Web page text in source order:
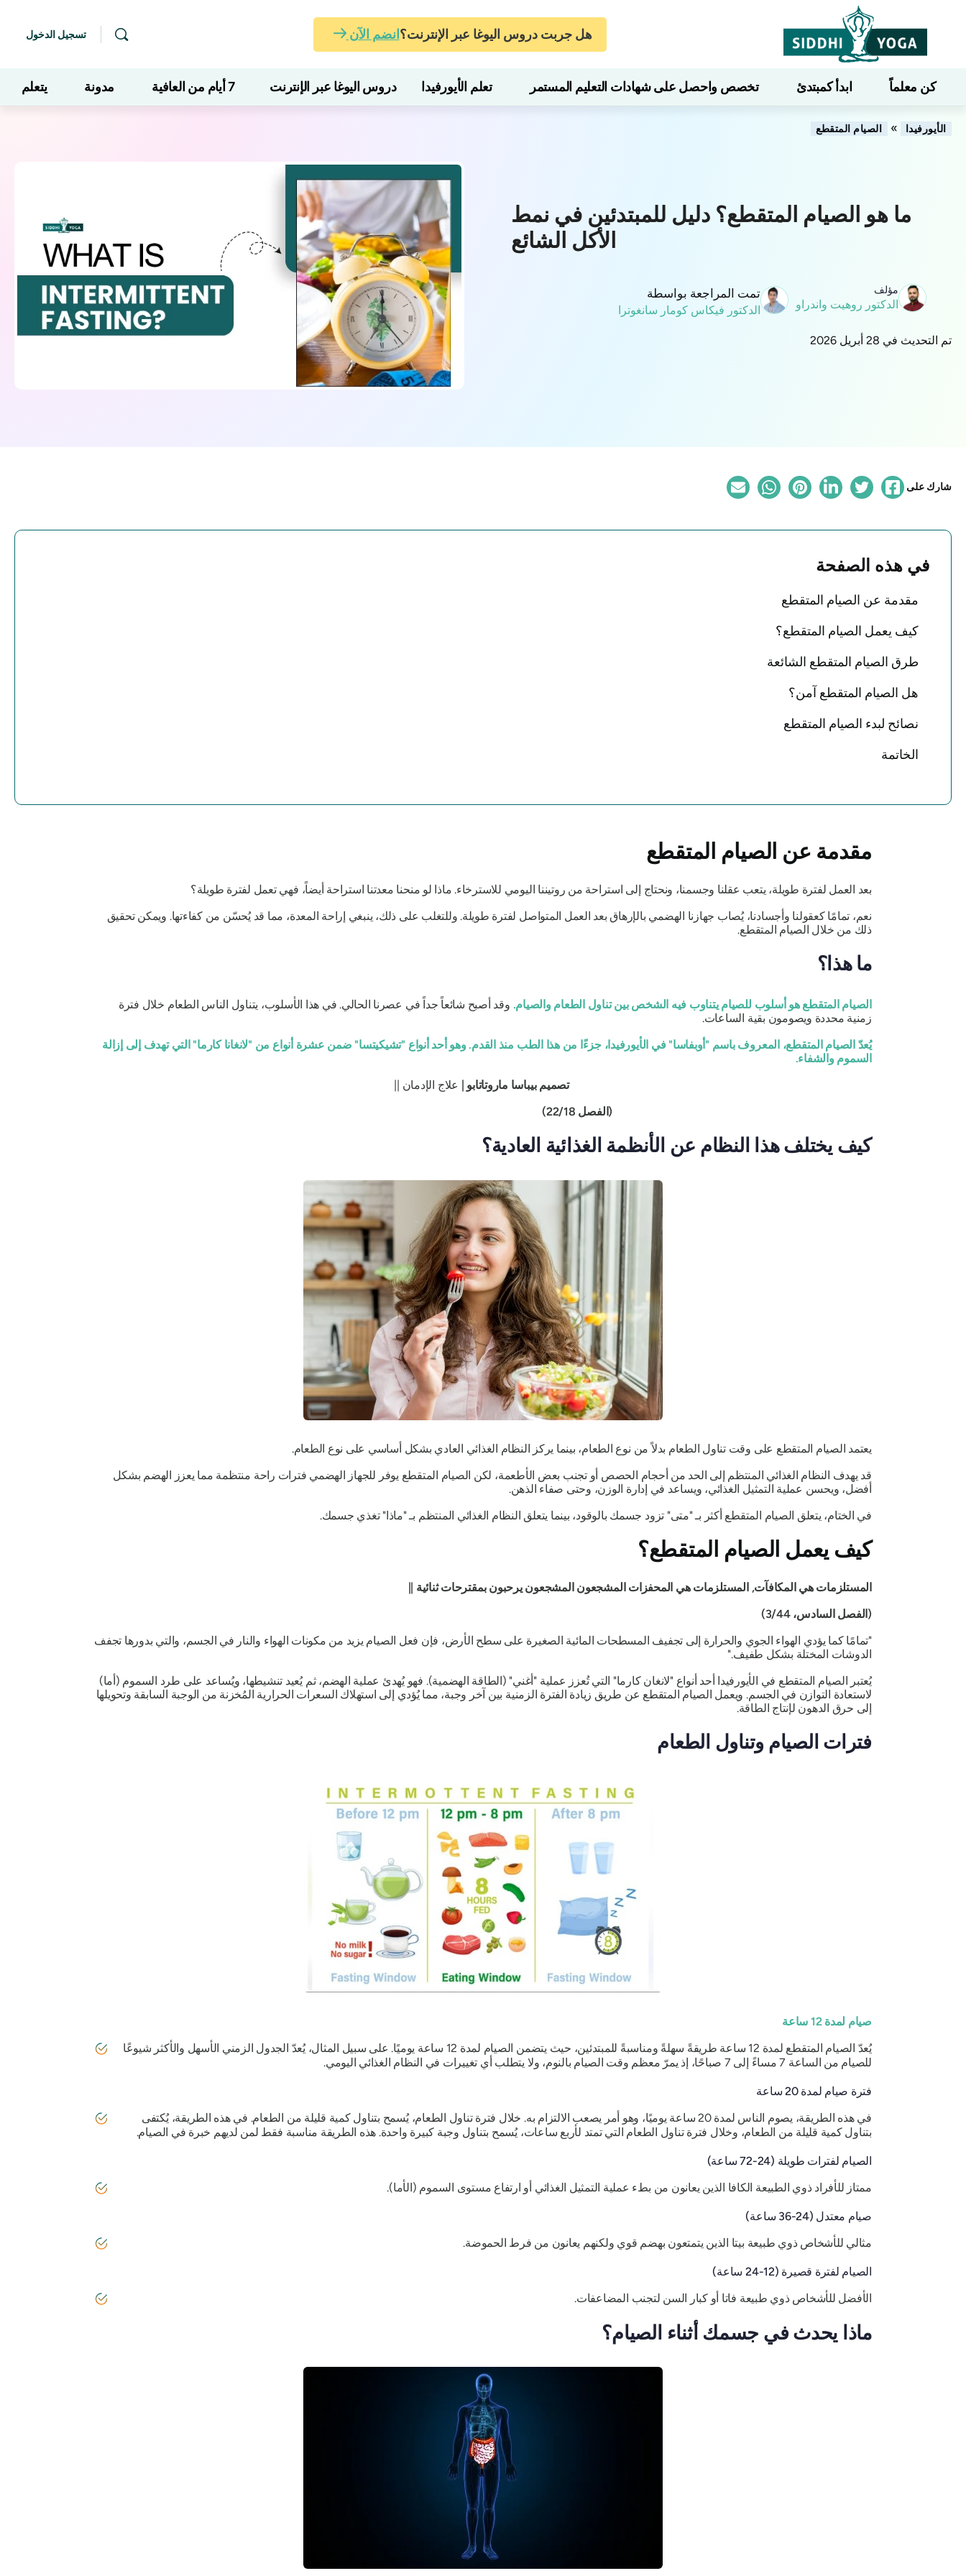
هل جربت دروس اليوغا عبر الإنترنت؟انضم الآن تسجيل الدخول
كن معلماً ابدأ كمبتدئ تخصص واحصل على شهادات التعليم المستمر تعلم الأيورفيدا دروس اليوغا عبر الإنترنت 7 أيام من العافية مدونة يتعلم
الأيورفيدا » الصيام المتقطع
ما هو الصيام المتقطع؟ دليل للمبتدئين في نمط
الأكل الشائع
مؤلف
الدكتور روهيت واندراو
تمت المراجعة بواسطة
الدكتور فيكاس كومار سانغوترا
تم التحديث في 28 أبريل 2026
شارك على
في هذه الصفحة
مقدمة عن الصيام المتقطع
كيف يعمل الصيام المتقطع؟
طرق الصيام المتقطع الشائعة
هل الصيام المتقطع آمن؟
نصائح لبدء الصيام المتقطع
الخاتمة
مقدمة عن الصيام المتقطع
بعد العمل لفترة طويلة، يتعب عقلنا وجسمنا، ونحتاج إلى استراحة من روتيننا اليومي للاسترخاء. ماذا لو منحنا معدتنا استراحة أيضاً، فهي تعمل لفترة طويلة؟
نعم، تمامًا كعقولنا وأجسادنا، يُصاب جهازنا الهضمي بالإرهاق بعد العمل المتواصل لفترة طويلة. وللتغلب على ذلك، ينبغي إراحة المعدة، مما قد يُحسّن من كفاءتها. ويمكن تحقيق
ذلك من خلال الصيام المتقطع.
ما هذا؟
الصيام المتقطع هو أسلوب للصيام يتناوب فيه الشخص بين تناول الطعام والصيام. وقد أصبح شائعاً جداً في عصرنا الحالي. في هذا الأسلوب، يتناول الناس الطعام خلال فترة
زمنية محددة ويصومون بقية الساعات.
يُعدّ الصيام المتقطع، المعروف باسم "أوبفاسا" في الأيورفيدا، جزءًا من هذا الطب منذ القدم. وهو أحد أنواع "تشيكيتسا" ضمن عشرة أنواع من "لانغانا كارما" التي تهدف إلى إزالة
السموم والشفاء.
تصميم بيباسا ماروتاتابو
علاج الإدمان ||
(الفصل 22/18)
كيف يختلف هذا النظام عن الأنظمة الغذائية العادية؟
يعتمد الصيام المتقطع على وقت تناول الطعام بدلاً من نوع الطعام، بينما يركز النظام الغذائي العادي بشكل أساسي على نوع الطعام.
قد يهدف النظام الغذائي المنتظم إلى الحد من أحجام الحصص أو تجنب بعض الأطعمة، لكن الصيام المتقطع يوفر للجهاز الهضمي فترات راحة منتظمة مما يعزز الهضم بشكل
أفضل، ويحسن عملية التمثيل الغذائي، ويساعد في إدارة الوزن، وحتى صفاء الذهن.
في الختام، يتعلق الصيام المتقطع أكثر بـ "متى" تزود جسمك بالوقود، بينما يتعلق النظام الغذائي المنتظم بـ "ماذا" تغذي جسمك.
كيف يعمل الصيام المتقطع؟
المستلزمات هي المكافآت, المستلزمات هي المحفزات المشجعون المشجعون يرحبون بمقترحات ثنائية ||
(الفصل السادس، 3/44)
"تمامًا كما يؤدي الهواء الجوي والحرارة إلى تجفيف المسطحات المائية الصغيرة على سطح الأرض، فإن فعل الصيام يزيد من مكونات الهواء والنار في الجسم، والتي بدورها تجفف
الدوشات المختلة بشكل طفيف."
يُعتبر الصيام المتقطع في الأيورفيدا أحد أنواع "لانغان كارما" التي تُعزز عملية "أغني" (الطاقة الهضمية). فهو يُهدئ عملية الهضم، ثم يُعيد تنشيطها، ويُساعد على طرد السموم (أما)
لاستعادة التوازن في الجسم. ويعمل الصيام المتقطع عن طريق زيادة الفترة الزمنية بين آخر وجبة، مما يُؤدي إلى استهلاك السعرات الحرارية المُخزنة من الوجبة السابقة وتحويلها
إلى حرق الدهون لإنتاج الطاقة.
فترات الصيام وتناول الطعام
صيام لمدة 12 ساعة
يُعدّ الصيام المتقطع لمدة 12 ساعة طريقةً سهلةً ومناسبةً للمبتدئين، حيث يتضمن الصيام لمدة 12 ساعة يوميًا. على سبيل المثال، يُعدّ الجدول الزمني الأسهل والأكثر شيوعًا
للصيام من الساعة 7 مساءً إلى 7 صباحًا، إذ يمرّ معظم وقت الصيام بالنوم، ولا يتطلب أي تغييرات في النظام الغذائي اليومي.
فترة صيام لمدة 20 ساعة
في هذه الطريقة، يصوم الناس لمدة 20 ساعة يوميًا، وهو أمر يصعب الالتزام به. خلال فترة تناول الطعام، يُسمح بتناول كمية قليلة من الطعام. في هذه الطريقة، يُكتفى
بتناول كمية قليلة من الطعام، وخلال فترة تناول الطعام التي تمتد لأربع ساعات، يُسمح بتناول وجبة كبيرة واحدة. هذه الطريقة مناسبة فقط لمن لديهم خبرة في الصيام.
الصيام لفترات طويلة (24-72 ساعة)
ممتاز للأفراد ذوي الطبيعة الكافا الذين يعانون من بطء عملية التمثيل الغذائي أو ارتفاع مستوى السموم (الأما).
صيام معتدل (24-36 ساعة)
مثالي للأشخاص ذوي طبيعة بيتا الذين يتمتعون بهضم قوي ولكنهم يعانون من فرط الحموضة.
الصيام لفترة قصيرة (12-24 ساعة)
الأفضل للأشخاص ذوي طبيعة فاتا أو كبار السن لتجنب المضاعفات.
ماذا يحدث في جسمك أثناء الصيام؟